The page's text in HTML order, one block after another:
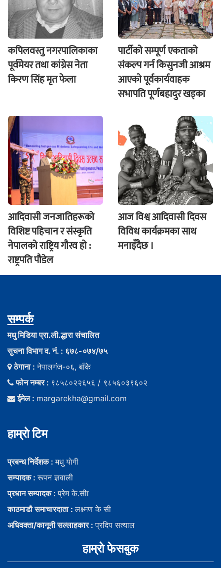
कपिलवस्तु नगरपालिकाका
पूर्वमेयर तथा कांग्रेस नेता
किरण सिंह मृत फेला
पार्टीको सम्पूर्ण एकताको
संकल्प गर्न किसुनजी आश्रम
आएकाे पूर्वकार्यवाहक
सभापति पूर्णबहादुर खड्का
आदिवासी जनजातिहरूको
विशिष्ट पहिचान र संस्कृति
नेपालको राष्ट्रिय गौरव हो :
राष्ट्रपति पौडेल
आज विश्व आदिवासी दिवस
विविध कार्यक्रमका साथ
मनाइँदैछ ।
सम्पर्क
मधु मिडिया प्रा.ली.द्धारा संचालित
सुचना विभाग द. नं. : ६७८-०७४/७५
ठेगाना :नेपालगंज-०६, बाँके
फोन नम्बर : ९८५८०२२६५६ / ९८५६०३९६०२
ईमेल : margarekha@gmail.com
हाम्राे टिम
प्रबन्ध निर्देशक :मधु याेगी
सम्पादक :रूपन ज्ञवाली
प्रधान सम्पादक :प्रेम के.सीा
काठमाडौ समाचारदाता :लक्ष्मण के सी
अधिवक्ता/कानूनी सल्लाहकार :प्रदिप सत्याल
हाम्राे फेसबुक